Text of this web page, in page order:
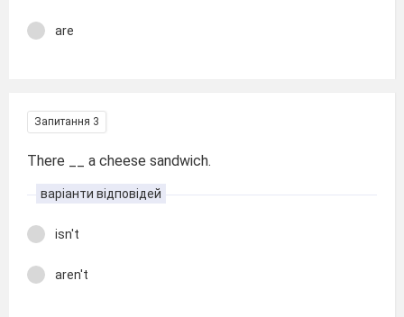
are
Запитання 3
There __ a cheese sandwich.
варіанти відповідей
isn't
aren't